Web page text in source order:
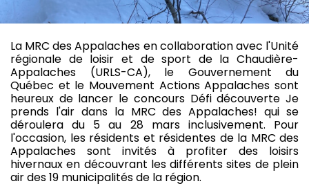
La MRC des Appalaches en collaboration avec l'Unité
régionale de loisir et de sport de la Chaudière-
Appalaches (URLS-CA), le Gouvernement du
Québec et le Mouvement Actions Appalaches sont
heureux de lancer le concours Défi découverte Je
prends l'air dans la MRC des Appalaches! qui se
déroulera du 5 au 28 mars inclusivement. Pour
l'occasion, les résidents et résidentes de la MRC des
Appalaches sont invités à profiter des loisirs
hivernaux en découvrant les différents sites de plein
air des 19 municipalités de la région.